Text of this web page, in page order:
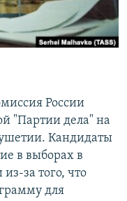
России
"Партии дела" на
Кандидаты
в выборах в
за того, что
для